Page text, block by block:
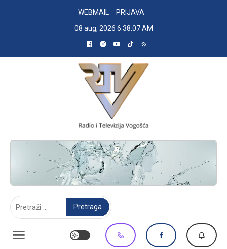
WEBMAIL
PRIJAVA
08 aug, 2026 6:38:08 AM
RADIO TELEVIZIJA VOGOŠĆA